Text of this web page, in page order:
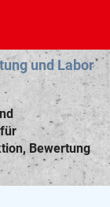
und Labor
Bewertung